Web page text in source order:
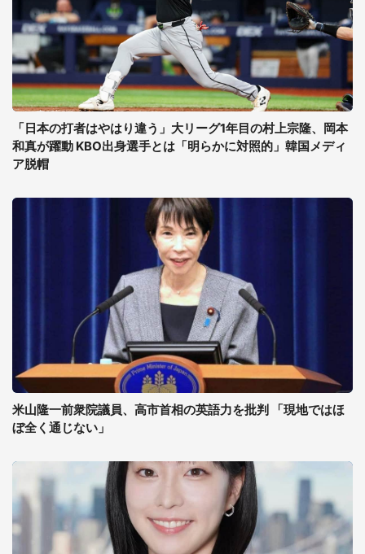
「日本の打者はやはり違う」大リーグ1年目の村上宗隆、岡本
和真が躍動 KBO出身選手とは「明らかに対照的」韓国メディ
ア脱帽
米山隆一前衆院議員、高市首相の英語力を批判 「現地ではほ
ぼ全く通じない」